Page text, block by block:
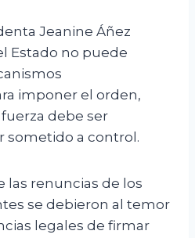
Jeanine Áñez
Estado no puede
imponer el orden,
debe ser
sometido a control.
las renuncias de los
se debieron al temor
legales de firmar